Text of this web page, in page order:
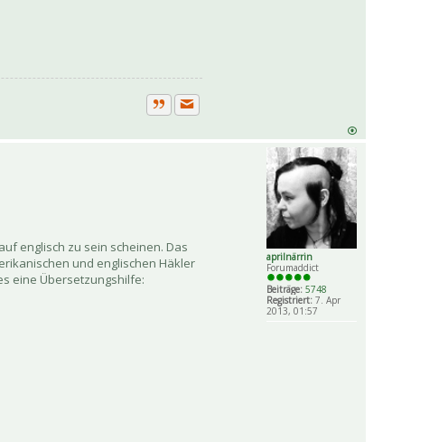
ZitatPrivate Nachricht senden
aprilnärrin
Forumaddict
Beiträge: 5748
Registriert: 7. Apr
2013, 01:57
englisch zu sein scheinen. Das
und englischen Häkler
eine Übersetzungshilfe: